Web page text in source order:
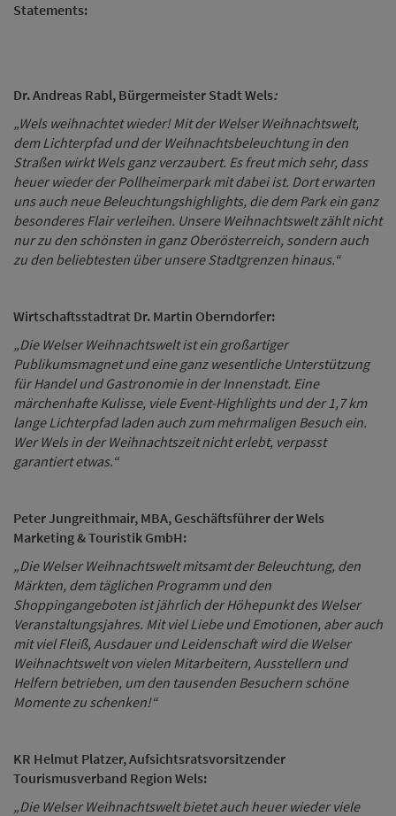
Statements:
Dr. Andreas Rabl, Bürgermeister Stadt Wels:
„Wels weihnachtet wieder! Mit der Welser Weihnachtswelt,
dem Lichterpfad und der Weihnachtsbeleuchtung in den
Straßen wirkt Wels ganz verzaubert. Es freut mich sehr, dass
heuer wieder der Pollheimerpark mit dabei ist. Dort erwarten
uns auch neue Beleuchtungshighlights, die dem Park ein ganz
besonderes Flair verleihen. Unsere Weihnachtswelt zählt nicht
nur zu den schönsten in ganz Oberösterreich, sondern auch
zu den beliebtesten über unsere Stadtgrenzen hinaus.“
Wirtschaftsstadtrat Dr. Martin Oberndorfer:
„Die Welser Weihnachtswelt ist ein großartiger
Publikumsmagnet und eine ganz wesentliche Unterstützung
für Handel und Gastronomie in der Innenstadt. Eine
märchenhafte Kulisse, viele Event-Highlights und der 1,7 km
lange Lichterpfad laden auch zum mehrmaligen Besuch ein.
Wer Wels in der Weihnachtszeit nicht erlebt, verpasst
garantiert etwas.“
Peter Jungreithmair, MBA, Geschäftsführer der Wels
Marketing & Touristik GmbH:
„Die Welser Weihnachtswelt mitsamt der Beleuchtung, den
Märkten, dem täglichen Programm und den
Shoppingangeboten ist jährlich der Höhepunkt des Welser
Veranstaltungsjahres. Mit viel Liebe und Emotionen, aber auch
mit viel Fleiß, Ausdauer und Leidenschaft wird die Welser
Weihnachtswelt von vielen Mitarbeitern, Ausstellern und
Helfern betrieben, um den tausenden Besuchern schöne
Momente zu schenken!“
KR Helmut Platzer, Aufsichtsratsvorsitzender
Tourismusverband Region Wels:
„Die Welser Weihnachtswelt bietet auch heuer wieder viele